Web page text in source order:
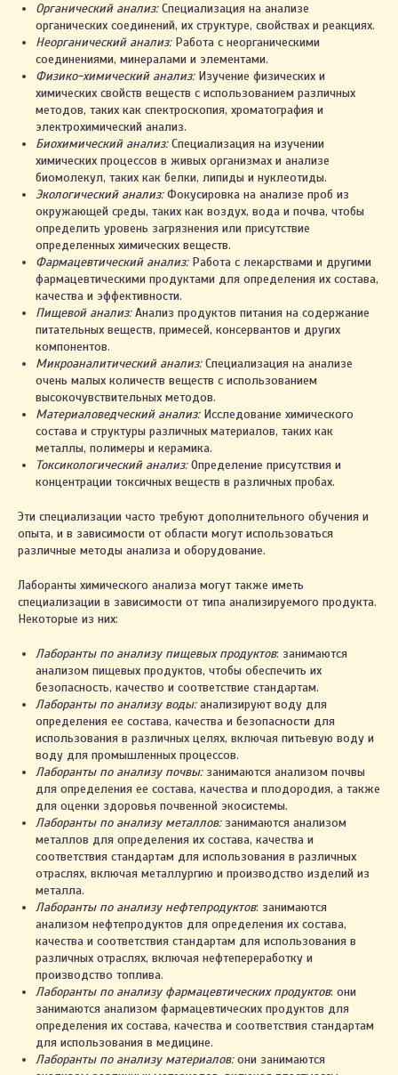
Органический анализ:Специализация на анализе
органических соединений, их структуре, свойствах и реакциях.
Неорганический анализ:Работа с неорганическими
соединениями, минералами и элементами.
Физико-химический анализ:Изучение физических и
химических свойств веществ с использованием различных
методов, таких как спектроскопия, хроматография и
электрохимический анализ.
Биохимический анализ:Специализация на изучении
химических процессов в живых организмах и анализе
биомолекул, таких как белки, липиды и нуклеотиды.
Экологический анализ:Фокусировка на анализе проб из
окружающей среды, таких как воздух, вода и почва, чтобы
определить уровень загрязнения или присутствие
определенных химических веществ.
Фармацевтический анализ:Работа с лекарствами и другими
фармацевтическими продуктами для определения их состава,
качества и эффективности.
Пищевой анализ:Анализ продуктов питания на содержание
питательных веществ, примесей, консервантов и других
компонентов.
Микроаналитический анализ:Специализация на анализе
очень малых количеств веществ с использованием
высокочувствительных методов.
Материаловедческий анализ:Исследование химического
состава и структуры различных материалов, таких как
металлы, полимеры и керамика.
Токсикологический анализ:Определение присутствия и
концентрации токсичных веществ в различных пробах.
Эти специализации часто требуют дополнительного обучения и
опыта, и в зависимости от области могут использоваться
различные методы анализа и оборудование.
Лаборанты химического анализа могут также иметь
специализации в зависимости от типа анализируемого продукта.
Некоторые из них:
Лаборанты по анализу пищевых продуктов: занимаются
анализом пищевых продуктов, чтобы обеспечить их
безопасность, качество и соответствие стандартам.
Лаборанты по анализу воды:анализируют воду для
определения ее состава, качества и безопасности для
использования в различных целях, включая питьевую воду и
воду для промышленных процессов.
Лаборанты по анализу почвы:занимаются анализом почвы
для определения ее состава, качества и плодородия, а также
для оценки здоровья почвенной экосистемы.
Лаборанты по анализу металлов:занимаются анализом
металлов для определения их состава, качества и
соответствия стандартам для использования в различных
отраслях, включая металлургию и производство изделий из
металла.
Лаборанты по анализу нефтепродуктов: занимаются
анализом нефтепродуктов для определения их состава,
качества и соответствия стандартам для использования в
различных отраслях, включая нефтепереработку и
производство топлива.
Лаборанты по анализу фармацевтических продуктов: они
занимаются анализом фармацевтических продуктов для
определения их состава, качества и соответствия стандартам
для использования в медицине.
Лаборанты по анализу материалов:они занимаются